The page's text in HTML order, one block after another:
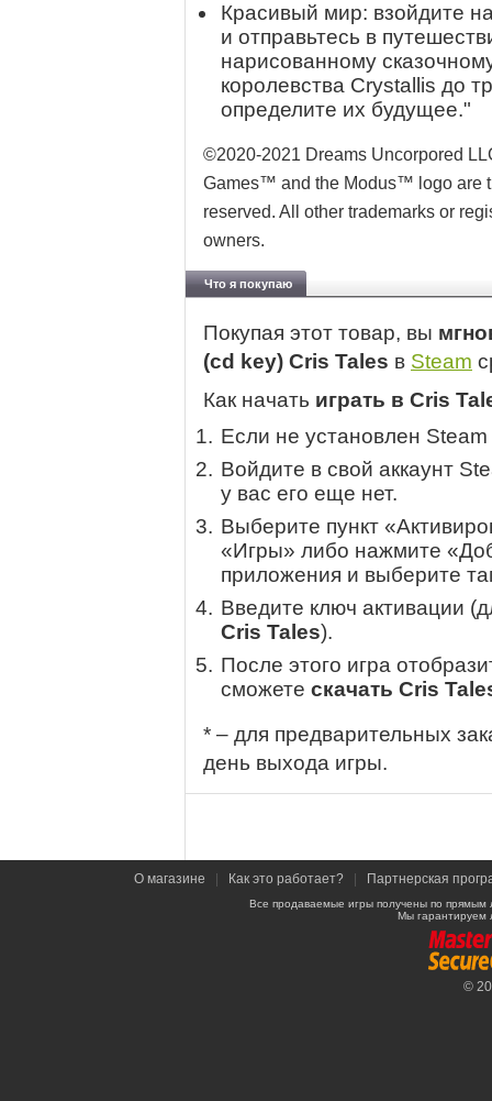
Красивый мир: взойдите
и отправьтесь в
нарисованному
королевства Crystallis до
определите их будущее."
©2020-2021 Dreams Uncorpored
Games™ and the Modus™ logo are
reserved. All other trademarks or
owners.
Что я покупаю
Покупая этот товар, вы
(cd key) Cris Tales в Steam
Как начать играть в Cris
Если не установлен
Войдите в свой аккаунт
у вас его еще нет.
Выберите пункт
«Игры» либо нажмите
приложения и выберите
Введите ключ активации
Cris Tales).
После этого игра
сможете скачать Cris
* – для предварительных
день выхода игры.
О магазине Как это работает? Партнерская
Все продаваемые игры получены по
Мы гарантируем
©